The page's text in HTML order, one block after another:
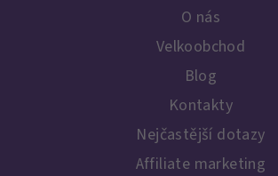
O nás
Velkoobchod
Blog
Kontakty
Nejčastější dotazy
Affiliate marketing